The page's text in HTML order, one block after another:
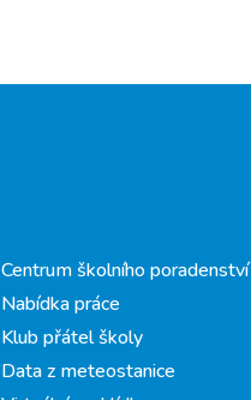
Centrum školního poradenství
Nabídka práce
Klub přátel školy
Data z meteostanice